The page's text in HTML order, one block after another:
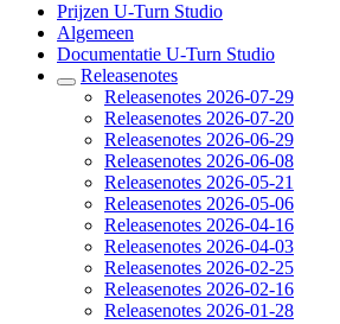
Prijzen U-Turn Studio
Algemeen
Documentatie U-Turn Studio
Releasenotes
Releasenotes 2026-07-29
Releasenotes 2026-07-20
Releasenotes 2026-06-29
Releasenotes 2026-06-08
Releasenotes 2026-05-21
Releasenotes 2026-05-06
Releasenotes 2026-04-16
Releasenotes 2026-04-03
Releasenotes 2026-02-25
Releasenotes 2026-02-16
Releasenotes 2026-01-28